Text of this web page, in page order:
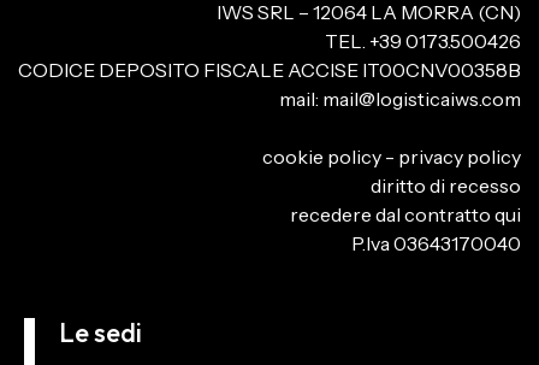
IWS SRL – 12064 LA MORRA (CN)
TEL. +39 0173.500426
CODICE DEPOSITO FISCALE ACCISE IT00CNV00358B
mail: mail@logisticaiws.com
cookie policy - privacy policy
diritto di recesso
recedere dal contratto qui
P.Iva 03643170040
Le sedi